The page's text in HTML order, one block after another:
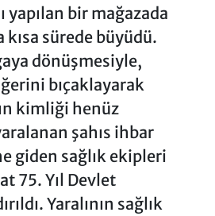
yapılan bir mağazada
kısa sürede büyüdü.
dönüşmesiyle,
bıçaklayarak
kimliği henüz
şahıs ihbar
giden sağlık ekipleri
75. Yıl Devlet
Yaralının sağlık